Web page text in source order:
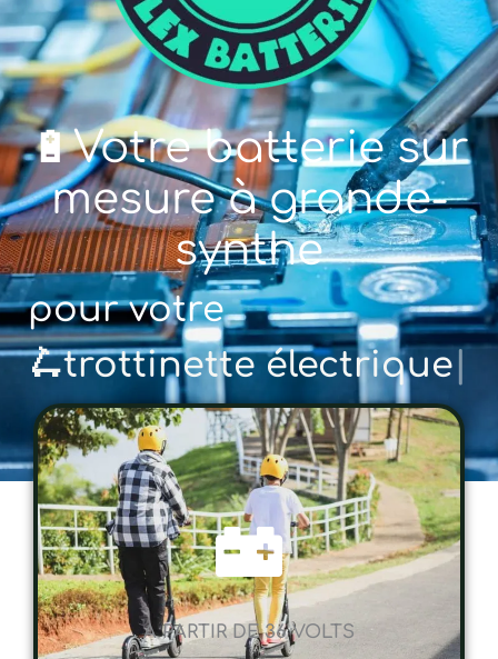
🔋Votre batterie sur
mesure à grande-
synthe
pour votre🚲 vélo
A PARTIR DE 36 VOLTS